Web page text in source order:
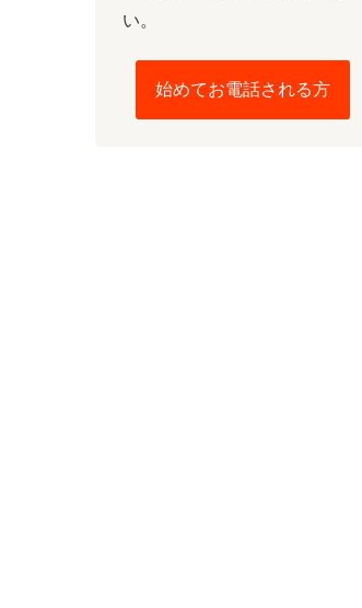
い。
始めてお電話される方